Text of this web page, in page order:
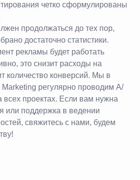
четко сформулированы
продолжаться до тех пор,
достаточно статистики.
рекламы будет работать
это снизит расходы на
количество конверсий. Мы в
регулярно проводим А/
всех проектах. Если вам нужна
или поддержка в ведении
свяжитесь с нами, будем